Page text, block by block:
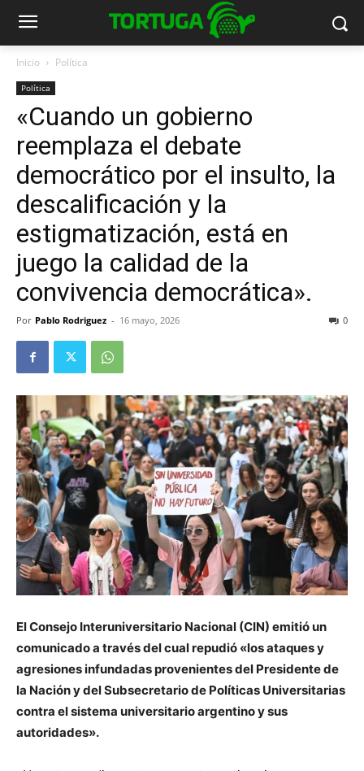
Inicio Política
Política
«Cuando un gobierno
reemplaza el debate
democrático por el insulto, la
descalificación y la
estigmatización, está en
juego la calidad de la
convivencia democrática».
Por Pablo Rodriguez - 16 mayo, 2026 0
El Consejo Interuniversitario Nacional (CIN) emitió un
comunicado a través del cual repudió «los ataques y
agresiones infundadas provenientes del Presidente de
la Nación y del Subsecretario de Políticas Universitarias
contra el sistema universitario argentino y sus
autoridades».